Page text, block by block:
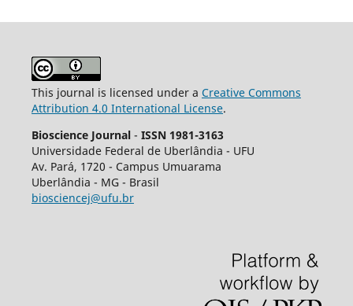
This journal is licensed under a Creative Commons
Attribution 4.0 International License.
Bioscience Journal - ISSN 1981-3163
Universidade Federal de Uberlândia - UFU
Av. Pará, 1720 - Campus Umuarama
Uberlândia - MG - Brasil
biosciencej@ufu.br